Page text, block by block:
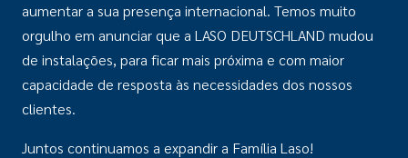
aumentar a sua presença internacional. Temos muito
orgulho em anunciar que a LASO DEUTSCHLAND mudou
de instalações, para ficar mais próxima e com maior
capacidade de resposta às necessidades dos nossos
clientes.
Juntos continuamos a expandir a Família Laso!